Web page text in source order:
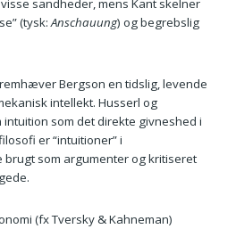
sandheder, mens Kant skelner
(tysk:Anschauung) og begrebslig
Bergson en tidslig, levende
intellekt. Husserl og
som det direkte givneshed i
er “intuitioner” i
som argumenter og kritiseret
(fx Tversky & Kahneman)